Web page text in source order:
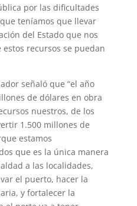
por las dificultades
teníamos que llevar
del Estado que nos
recursos se puedan
señaló que “el año
de dólares en obra
nuestros, de los
1.500 millones de
estamos
que es la única manera
a las localidades,
el puerto, hacer la
y fortalecer la